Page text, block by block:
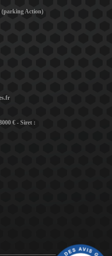
(parking Action)
€ - Siret :